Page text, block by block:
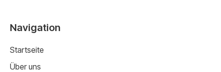
Navigation
Startseite
Über uns